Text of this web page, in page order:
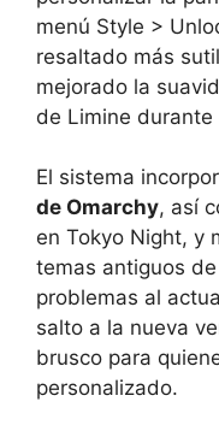
menú Style >
resaltado más
mejorado la
de Limine durante
El sistema
de Omarchy, así
en Tokyo Night, y
temas antiguos
problemas al
salto a la nueva
brusco para
personalizado.